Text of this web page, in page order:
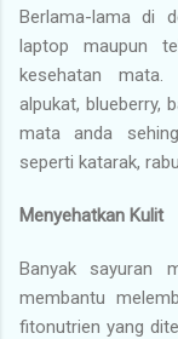
Berlama-lama di
laptop maupun
kesehatan mata.
alpukat, blueberry,
mata anda
seperti katarak,
Menyehatkan Kulit
Banyak sayuran
membantu
fitonutrien yang